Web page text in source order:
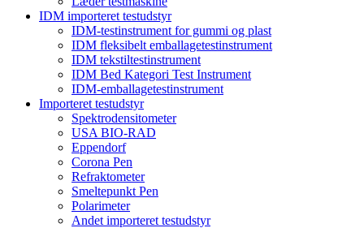
IDM importeret testudstyr
IDM-testinstrument for gummi og plast
IDM fleksibelt emballagetestinstrument
IDM tekstiltestinstrument
IDM Bed Kategori Test Instrument
IDM-emballagetestinstrument
Importeret testudstyr
Spektrodensitometer
USA BIO-RAD
Eppendorf
Corona Pen
Refraktometer
Smeltepunkt Pen
Polarimeter
Andet importeret testudstyr